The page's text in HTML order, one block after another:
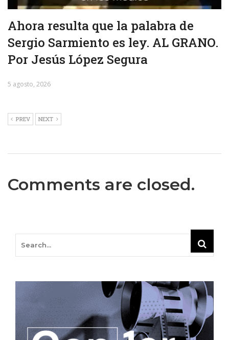
Ahora resulta que la palabra de
Sergio Sarmiento es ley. AL GRANO.
Por Jesús López Segura
5 agosto, 2026
PREV NEXT
Comments are closed.